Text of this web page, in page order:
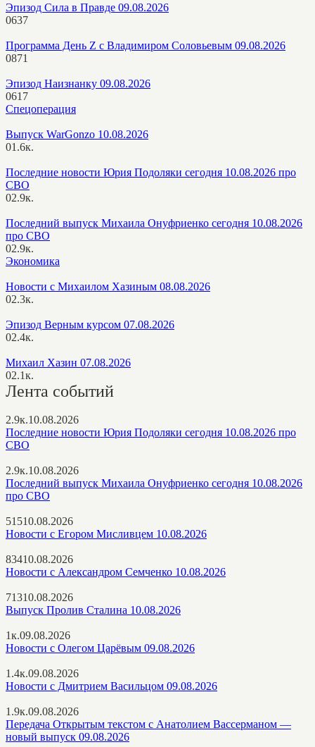
Эпизод Сила в Правде 09.08.2026
0637
Программа День Z с Владимиром Соловьевым 09.08.2026
0871
Эпизод Наизнанку 09.08.2026
0617
Спецоперация
Выпуск WarGonzo 10.08.2026
01.6к.
Последние новости Юрия Подоляки сегодня 10.08.2026 про
СВО
02.9к.
Последний выпуск Михаила Онуфриенко сегодня 10.08.2026
про СВО
02.9к.
Экономика
Новости с Михаилом Хазиным 08.08.2026
02.3к.
Эпизод Верным курсом 07.08.2026
02.4к.
Михаил Хазин 07.08.2026
02.1к.
Лента событий
2.9к.10.08.2026
Последние новости Юрия Подоляки сегодня 10.08.2026 про
СВО
2.9к.10.08.2026
Последний выпуск Михаила Онуфриенко сегодня 10.08.2026
про СВО
51510.08.2026
Новости с Егором Мисливцем 10.08.2026
83410.08.2026
Новости с Александром Семченко 10.08.2026
71310.08.2026
Выпуск Пролив Сталина 10.08.2026
1к.09.08.2026
Новости с Олегом Царёвым 09.08.2026
1.4к.09.08.2026
Новости с Дмитрием Васильцом 09.08.2026
1.9к.09.08.2026
Передача Открытым текстом с Анатолием Вассерманом —
новый выпуск 09.08.2026